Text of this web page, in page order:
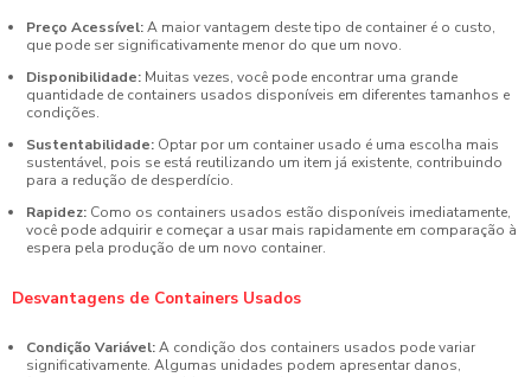
Preço Acessível:A maior vantagem deste tipo de container é o custo,
que pode ser significativamente menor do que um novo.
Disponibilidade: Muitas vezes, você pode encontrar uma grande
quantidade de containers usados disponíveis em diferentes tamanhos e
condições.
Sustentabilidade: Optar por um container usado é uma escolha mais
sustentável, pois se está reutilizando um item já existente, contribuindo
para a redução de desperdício.
Rapidez: Como os containers usados estão disponíveis imediatamente,
você pode adquirir e começar a usar mais rapidamente em comparação à
espera pela produção de um novo container.
Desvantagens de Containers Usados
Condição Variável:A condição dos containers usados pode variar
significativamente. Algumas unidades podem apresentar danos,